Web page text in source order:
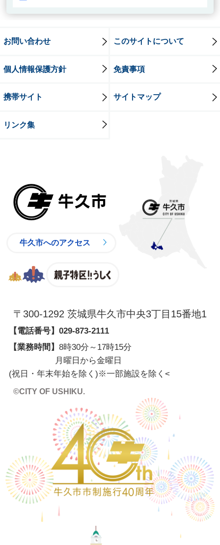
お問い合わせ このサイトについて
個人情報保護方針 免責事項
携帯サイト サイトマップ
リンク集
牛久市へのアクセス
〒300-1292 茨城県牛久市中央3丁目15番地1
【電話番号】 029-873-2111
【業務時間】 8時30分～17時15分
月曜日から金曜日
(祝日・年末年始を除く)※一部施設を除く <
©CITY OF USHIKU.